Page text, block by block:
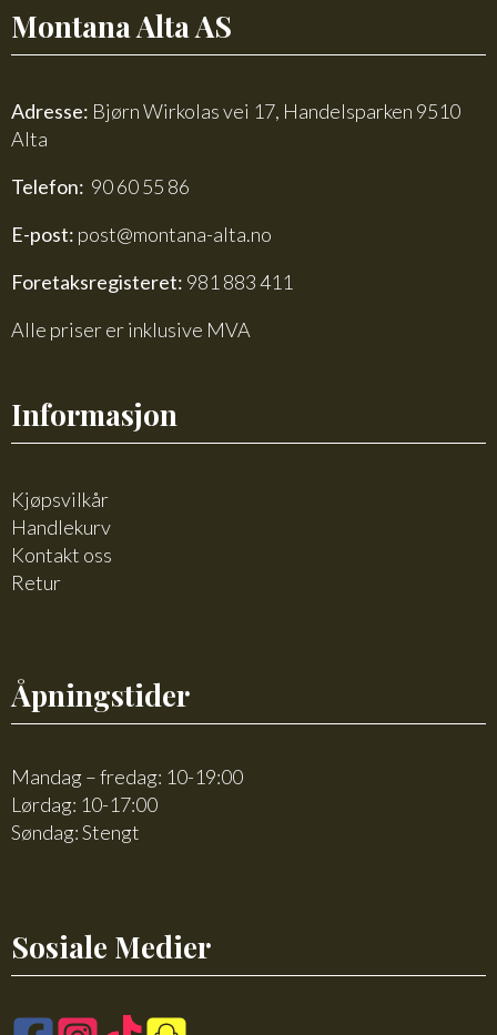
Montana Alta AS
Adresse: Bjørn Wirkolas vei 17, Handelsparken 9510
Alta
Telefon: 90 60 55 86
E-post: post@montana-alta.no
Foretaksregisteret: 981 883 411
Alle priser er inklusive MVA
Informasjon
Kjøpsvilkår
Handlekurv
Kontakt oss
Retur
Åpningstider
Mandag – fredag: 10-19:00
Lørdag: 10-17:00
Søndag: Stengt
Sosiale Medier